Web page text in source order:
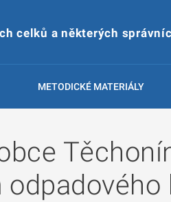
celků a některých
METODICKÉ MATERIÁLY